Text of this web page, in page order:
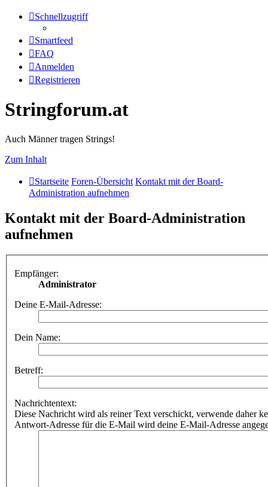
Schnellzugriff
Smartfeed
FAQ
Anmelden
Registrieren
Stringforum.at
Auch Männer tragen Strings!
Zum Inhalt
Startseite Foren-Übersicht Kontakt mit der Board-
Administration aufnehmen
Kontakt mit der Board-Administration
aufnehmen
Empfänger:
Administrator
Deine E-Mail-Adresse:
Dein Name:
Betreff:
Nachrichtentext:
Diese Nachricht wird als reiner Text verschickt, verwende daher
Antwort-Adresse für die E-Mail wird deine E-Mail-Adresse